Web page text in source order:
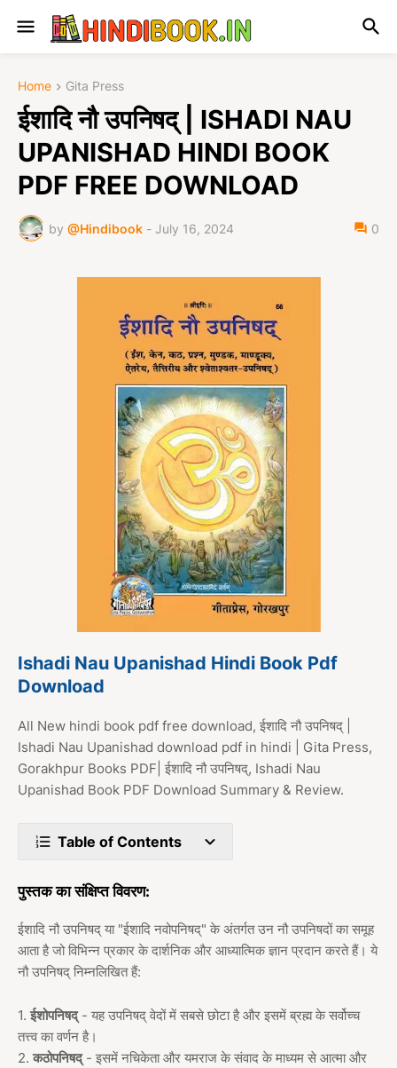
Home Gita Press
ईशादि नौ उपनिषद् | ISHADI NAU
UPANISHAD HINDI BOOK
PDF FREE DOWNLOAD
by @Hindibook - July 16, 2024 0
Ishadi Nau Upanishad Hindi Book Pdf
Download
All New hindi book pdf free download, ईशादि नौ उपनिषद् |
Ishadi Nau Upanishad download pdf in hindi | Gita Press,
Gorakhpur Books PDF| ईशादि नौ उपनिषद्, Ishadi Nau
Upanishad Book PDF Download Summary & Review.
Table of Contents
पुस्तक का संक्षिप्त विवरण:
ईशादि नौ उपनिषद् या "ईशादि नवोपनिषद्" के अंतर्गत उन नौ उपनिषदों का समूह
आता है जो विभिन्न प्रकार के दार्शनिक और आध्यात्मिक ज्ञान प्रदान करते हैं। ये
नौ उपनिषद् निम्नलिखित हैं:
1. ईशोपनिषद्- यह उपनिषद् वेदों में सबसे छोटा है और इसमें ब्रह्म के सर्वोच्च
तत्त्व का वर्णन है।
2. कठोपनिषद्- इसमें नचिकेता और यमराज के संवाद के माध्यम से आत्मा और